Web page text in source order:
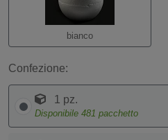
bianco
Confezione:
1 pz.
Disponibile 481 pacchetto